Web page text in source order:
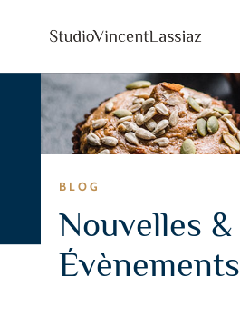
BLOG
Nouvelles &
Évènements